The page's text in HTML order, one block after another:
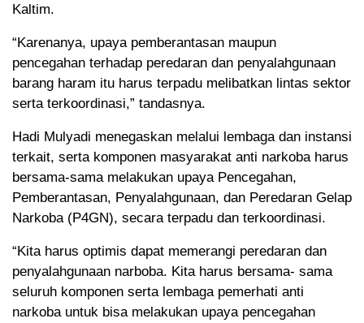
Kaltim.
“Karenanya, upaya pemberantasan maupun
pencegahan terhadap peredaran dan penyalahgunaan
barang haram itu harus terpadu melibatkan lintas sektor
serta terkoordinasi,” tandasnya.
Hadi Mulyadi menegaskan melalui lembaga dan instansi
terkait, serta komponen masyarakat anti narkoba harus
bersama-sama melakukan upaya Pencegahan,
Pemberantasan, Penyalahgunaan, dan Peredaran Gelap
Narkoba (P4GN), secara terpadu dan terkoordinasi.
“Kita harus optimis dapat memerangi peredaran dan
penyalahgunaan narboba. Kita harus bersama- sama
seluruh komponen serta lembaga pemerhati anti
narkoba untuk bisa melakukan upaya pencegahan